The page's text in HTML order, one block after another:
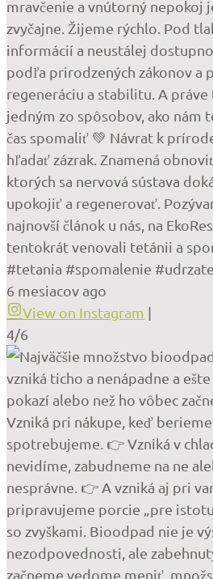
mravčenie a vnútorný nepokoj
zvyčajne. Žijeme rýchlo. Pod
informácií a neustálej
podľa prirodzených zákonov a
regeneráciu a stabilitu. A
jedným zo spôsobov, ako nám
čas spomaliť 💚 Návrat k
hľadať zázrak. Znamená
ktorých sa nervová sústava
upokojiť a regenerovať.
najnovší článok u nás, na
tentokrát venovali tetánii a
#tetania #spomalenie
6 mesiacov ago
View on Instagram |
4/6